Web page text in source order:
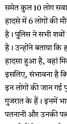
समेत कुल 10 लोग
हादसे में 6 लोगों की
है। पुलिस ने सभी शवों
है। उन्होंने बताया कि
हादसा हुआ है, वहां
इसलिए, संभावना है कि
इन लोगों की जान गई
गुजरात के हैं। इनमें
पतनानी और उनकी